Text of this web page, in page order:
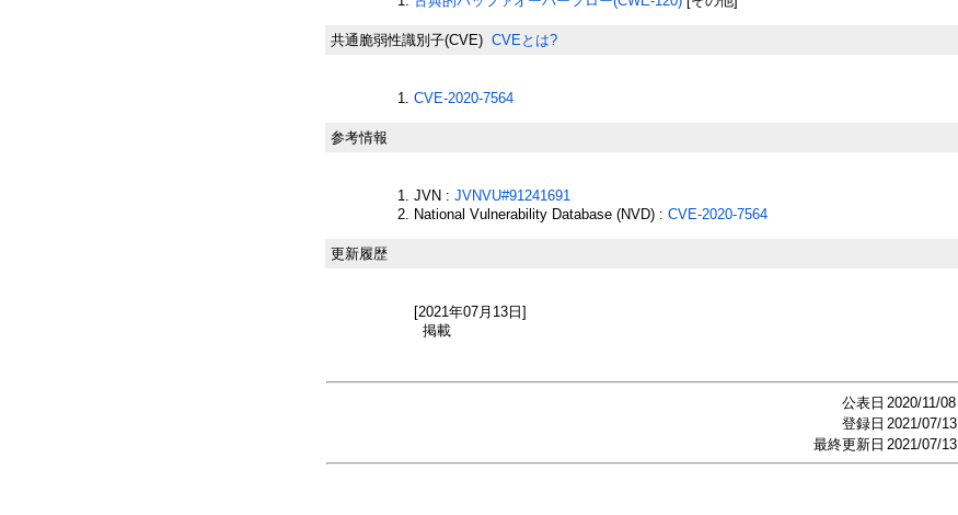
共通脆弱性識別子(CVE) CVEとは?
CVE-2020-7564
参考情報
JVN : JVNVU#91241691
National Vulnerability Database (NVD) : CVE-2020-7564
更新履歴
[2021年07月13日]
掲載
公表日 2020/11/08
登録日 2021/07/13
最終更新日 2021/07/13